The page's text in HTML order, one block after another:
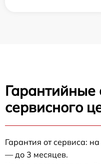
Гарантийные
сервисного
Гарантия от сервиса:
— до 3 месяцев.